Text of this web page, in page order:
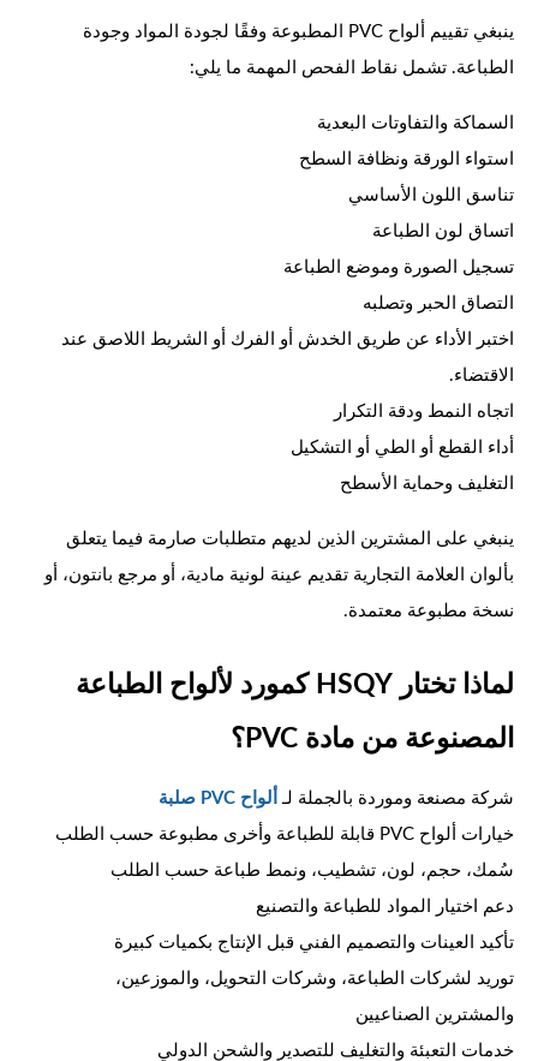
ينبغي تقييم ألواح PVC المطبوعة وفقًا لجودة المواد وجودة
الطباعة. تشمل نقاط الفحص المهمة ما يلي:
السماكة والتفاوتات البعدية
استواء الورقة ونظافة السطح
تناسق اللون الأساسي
اتساق لون الطباعة
تسجيل الصورة وموضع الطباعة
التصاق الحبر وتصلبه
اختبر الأداء عن طريق الخدش أو الفرك أو الشريط اللاصق عند
الاقتضاء.
اتجاه النمط ودقة التكرار
أداء القطع أو الطي أو التشكيل
التغليف وحماية الأسطح
ينبغي على المشترين الذين لديهم متطلبات صارمة فيما يتعلق
بألوان العلامة التجارية تقديم عينة لونية مادية، أو مرجع بانتون، أو
نسخة مطبوعة معتمدة.
لماذا تختار HSQY كمورد لألواح الطباعة
المصنوعة من مادة PVC؟
شركة مصنعة وموردة بالجملة لـ ألواح PVC صلبة
خيارات ألواح PVC قابلة للطباعة وأخرى مطبوعة حسب الطلب
سُمك، حجم، لون، تشطيب، ونمط طباعة حسب الطلب
دعم اختيار المواد للطباعة والتصنيع
تأكيد العينات والتصميم الفني قبل الإنتاج بكميات كبيرة
توريد لشركات الطباعة، وشركات التحويل، والموزعين،
والمشترين الصناعيين
خدمات التعبئة والتغليف للتصدير والشحن الدولي